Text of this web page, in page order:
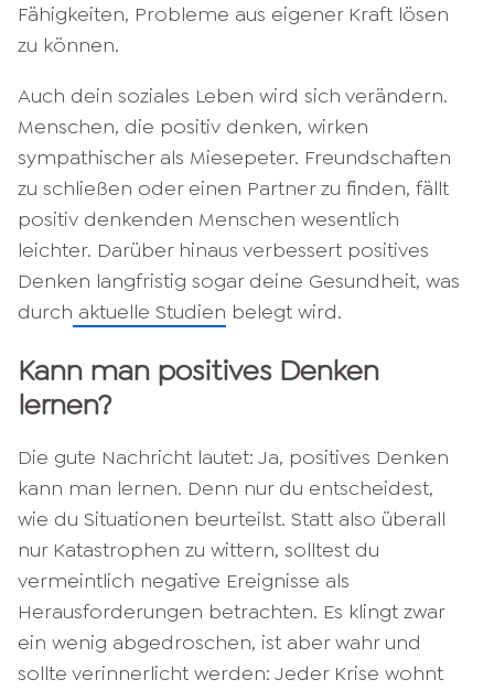
Fähigkeiten, Probleme aus eigener Kraft lösen
zu können.
Auch dein soziales Leben wird sich verändern.
Menschen, die positiv denken, wirken
sympathischer als Miesepeter. Freundschaften
zu schließen oder einen Partner zu finden, fällt
positiv denkenden Menschen wesentlich
leichter. Darüber hinaus verbessert positives
Denken langfristig sogar deine Gesundheit, was
durch aktuelle Studien belegt wird.
Kann man positives Denken
lernen?
Die gute Nachricht lautet: Ja, positives Denken
kann man lernen. Denn nur du entscheidest,
wie du Situationen beurteilst. Statt also überall
nur Katastrophen zu wittern, solltest du
vermeintlich negative Ereignisse als
Herausforderungen betrachten. Es klingt zwar
ein wenig abgedroschen, ist aber wahr und
sollte verinnerlicht werden: Jeder Krise wohnt